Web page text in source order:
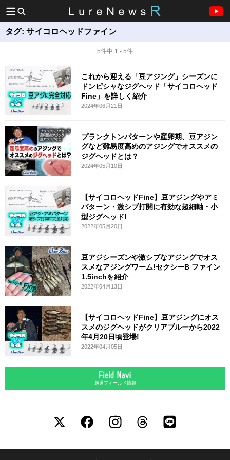
タグ: サイコロヘッドファイン
5件中 1 - 5件
これから迎える「豆アジング」シーズンに
ドンピシャなジグヘッド「サイコロヘッド
Fine」を詳しく紹介
2024年06月21日
プランクトンパターンや産卵期、豆アジン
グなど難易度高めのアジングでオススメの
ジグヘッドとは？
2024年05月10日
【サイコロヘッドFine】豆アジングやアミ
パターン・激シブ打開に有効な超細軸・小
型ジグヘッド!
2022年05月20日
豆アジシーズンや激シブなアジングでオス
スメなアジングワーム!セクシーB ファイン
1.5inchを紹介
2022年04月13日
【サイコロヘッドFine】豆アジングにオス
スメのジグヘッドがクリアブルーから2022
年4月20日頃登場!
2022年04月05日
厳選フィールド情報